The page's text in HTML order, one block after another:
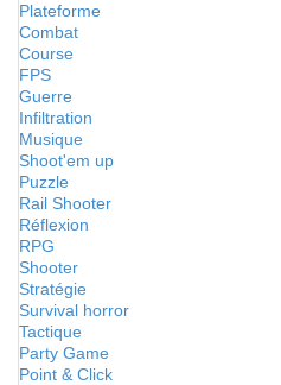
Plateforme
Combat
Course
FPS
Guerre
Infiltration
Musique
Shoot'em up
Puzzle
Rail Shooter
Réflexion
RPG
Shooter
Stratégie
Survival horror
Tactique
Party Game
Point & Click